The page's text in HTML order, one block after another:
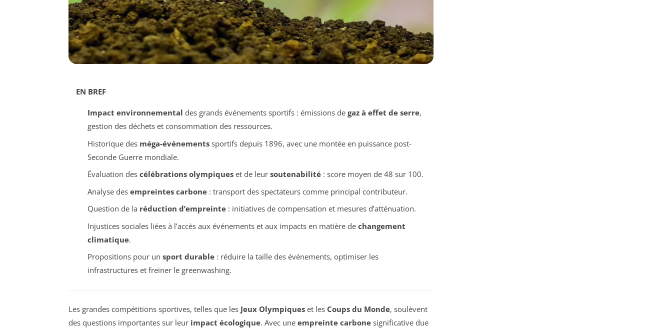
EN BREF
Impact environnemental des grands événements sportifs : émissions de gaz à effet de serre,
gestion des déchets et consommation des ressources.
Historique des méga-événementssportifs depuis 1896, avec une montée en puissance post-
Seconde Guerre mondiale.
Évaluation des célébrations olympiqueset de leur soutenabilité: score moyen de 48 sur 100.
Analyse des empreintes carbone: transport des spectateurs comme principal contributeur.
Question de la réduction d’empreinte: initiatives de compensation et mesures d’atténuation.
Injustices sociales liées à l’accès aux événements et aux impacts en matière de changement
climatique.
Propositions pour un sport durable: réduire la taille des événements, optimiser les
infrastructures et freiner le greenwashing.
Les grandes compétitions sportives, telles que les Jeux Olympiques et les Coups du Monde, soulèvent
des questions importantes sur leur impact écologique. Avec une empreinte carbone significative due